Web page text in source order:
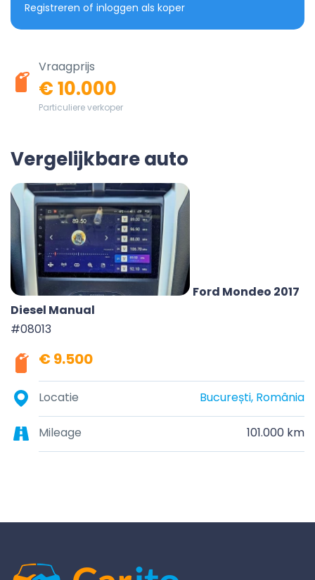
Registreren of inloggen als koper
Vraagprijs
€ 10.000
Particuliere verkoper
Vergelijkbare auto
Ford Mondeo 2017
Diesel Manual
#08013
€ 9.500
Locatie București, România
Mileage 101.000 km